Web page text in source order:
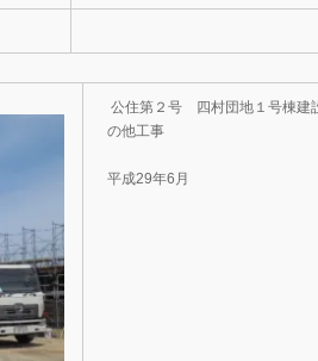
公住第２号 四村団地１号棟建
の他工事
平成29年6月